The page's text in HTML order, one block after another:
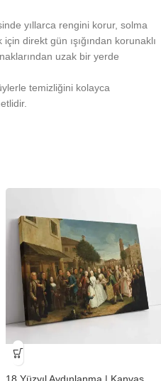
yıllarca rengini korur, solma
direkt gün ışığından korunaklı
uzak bir yerde
temizliğini kolayca
-23%